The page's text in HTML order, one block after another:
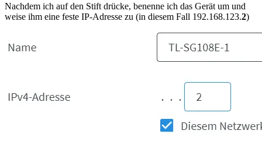
Nachdem ich auf den Stift drücke, benenne ich das Gerät um und
weise ihm eine feste IP-Adresse zu (in diesem Fall 192.168.123.2)